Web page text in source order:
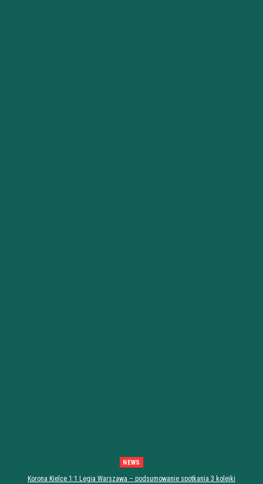
NEWS
Korona Kielce 1:1 Legia Warszawa – podsumowanie spotkania 3 kolejki